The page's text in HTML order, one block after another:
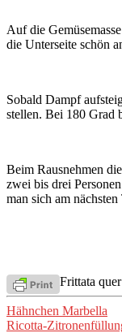
Auf die
die Unterseite schön
Sobald Dampf
stellen. Bei 180 Grad
Beim Rausnehmen
zwei bis drei
man sich am nächsten
Frittata
Beitragsnavigation
Hähnchen Marbella
Ricotta-